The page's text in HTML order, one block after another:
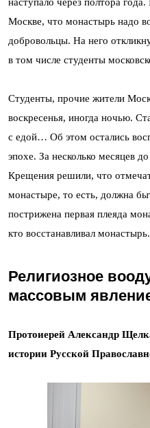
Москве, что монастырь надо
добровольцы. На него
в том числе студенты
Студенты, прочие жители
воскресенья, иногда ночью.
с едой… Об этом остались
эпохе. За несколько месяцев
Крещения решили, что
монастыре, то есть, должна
пострижена первая плеяда
кто восстанавливал монастырь.
Религиозное
массовым
Протоиерей Александр
истории Русской